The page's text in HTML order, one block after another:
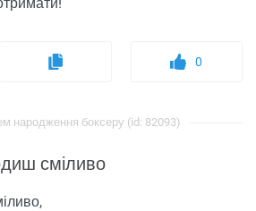
0
​​народження боксеру (id: 82093)
сміливо